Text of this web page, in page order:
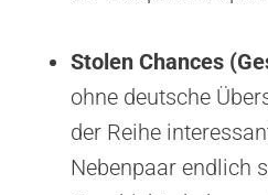
Stolen Chances
ohne deutsche
der Reihe
Nebenpaar endlich